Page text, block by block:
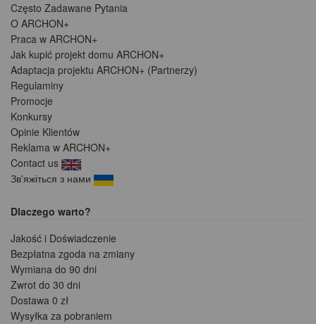
Często Zadawane Pytania
O ARCHON+
Praca w ARCHON+
Jak kupić projekt domu ARCHON+
Adaptacja projektu ARCHON+ (Partnerzy)
Regulaminy
Promocje
Konkursy
Opinie Klientów
Reklama w ARCHON+
Contact us
Зв'яжіться з нами
Dlaczego warto?
Jakość i Doświadczenie
Bezpłatna zgoda na zmiany
Wymiana do 90 dni
Zwrot do 30 dni
Dostawa 0 zł
Wysyłka za pobraniem